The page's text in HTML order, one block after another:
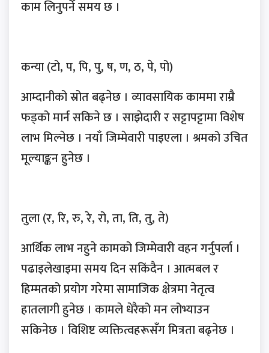
काम लिनुपर्ने समय छ ।
कन्या (टो, प, पि, पु, ष, ण, ठ, पे, पो)
आम्दानीको स्रोत बढ्नेछ । व्यावसायिक काममा राम्रै
फड्को मार्न सकिने छ । साझेदारी र सट्टापट्टामा विशेष
लाभ मिल्नेछ । नयाँ जिम्मेवारी पाइएला । श्रमको उचित
मूल्याङ्कन हुनेछ ।
तुला (र, रि, रु, रे, रो, ता, ति, तु, ते)
आर्थिक लाभ नहुने कामको जिम्मेवारी वहन गर्नुपर्ला ।
पढाइलेखाइमा समय दिन सकिंदैन । आत्मबल र
हिम्मतको प्रयोग गरेमा सामाजिक क्षेत्रमा नेतृत्व
हातलागी हुनेछ । कामले धेरैको मन लोभ्याउन
सकिनेछ । विशिष्ट व्यक्तित्वहरूसँग मित्रता बढ्नेछ ।